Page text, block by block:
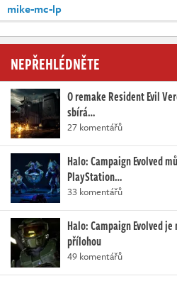
mike-mc-lp
NEPŘEHLÉDNĚTE
O remake Resident Evil
sbírá…
27 komentářů
Halo: Campaign Evolved
PlayStation…
33 komentářů
Halo: Campaign Evolved
přílohou
49 komentářů